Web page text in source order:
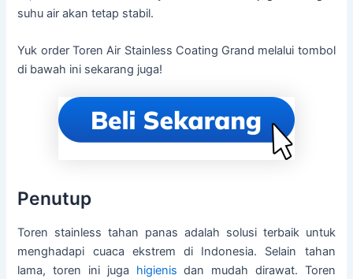
suhu air akan tetap stabil.
Yuk order Toren Air Stainless Coating Grand melalui tombol
di bawah ini sekarang juga!
Penutup
Toren stainless tahan panas adalah solusi terbaik untuk
menghadapi cuaca ekstrem di Indonesia. Selain tahan
lama, toren ini juga higienis dan mudah dirawat. Toren